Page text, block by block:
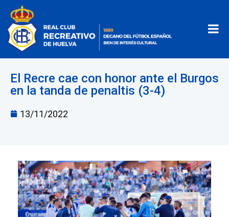
El Recre cae con honor ante el Burgos
en la tanda de penaltis (3-4)
13/11/2022